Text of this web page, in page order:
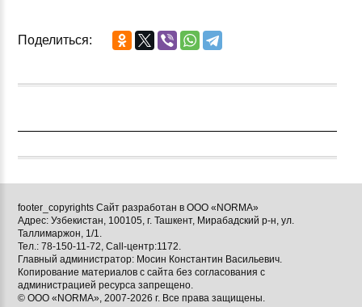
Поделиться:
footer_copyrights Сайт разработан в ООО «NORMA»
Адрес: Узбекистан, 100105, г. Ташкент, Мирабадский р-н, ул.
Таллимаржон, 1/1.
Тел.: 78-150-11-72, Call-центр:1172.
Главный администратор: Мосин Константин Васильевич.
Копирование материалов с сайта без согласования с
администрацией ресурса запрещено.
© ООО «NORMA», 2007-2026 г. Все права защищены.